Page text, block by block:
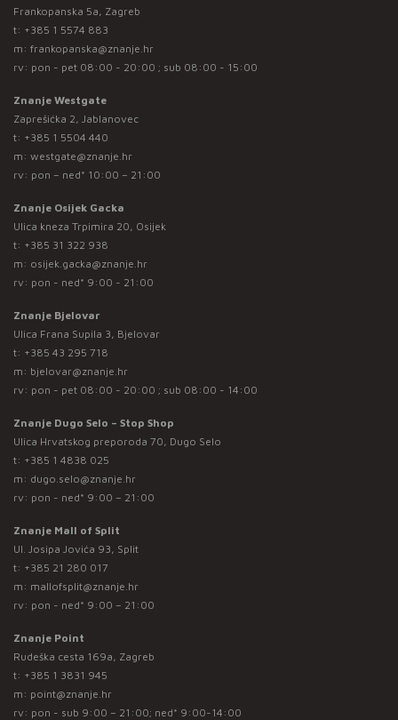
Frankopanska 5a, Zagreb
t: +385 1 5574 883
m: frankopanska@znanje.hr
rv: pon - pet 08:00 - 20:00 ; sub 08:00 - 15:00
Znanje Westgate
Zaprešićka 2, Jablanovec
t: +385 1 5504 440
m: westgate@znanje.hr
rv: pon – ned* 10:00 – 21:00
Znanje Osijek Gacka
Ulica kneza Trpimira 20, Osijek
t: +385 31 322 938
m: osijek.gacka@znanje.hr
rv: pon - ned* 9:00 - 21:00
Znanje Bjelovar
Ulica Frana Supila 3, Bjelovar
t: +385 43 295 718
m: bjelovar@znanje.hr
rv: pon - pet 08:00 - 20:00 ; sub 08:00 - 14:00
Znanje Dugo Selo – Stop Shop
Ulica Hrvatskog preporoda 70, Dugo Selo
t: +385 1 4838 025
m: dugo.selo@znanje.hr
rv: pon - ned* 9:00 – 21:00
Znanje Mall of Split
Ul. Josipa Jovića 93, Split
t: +385 21 280 017
m: mallofsplit@znanje.hr
rv: pon - ned* 9:00 – 21:00
Znanje Point
Rudeška cesta 169a, Zagreb
t: +385 1 3831 945
m: point@znanje.hr
rv: pon - sub 9:00 – 21:00; ned* 9:00-14:00